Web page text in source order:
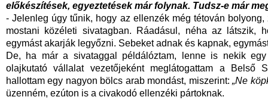
előkészítések, egyeztetések már folynak. Tudsz-e már
- Jelenleg úgy tűnik, hogy az ellenzék még tétován
mostani közéleti sivatagban. Ráadásul, néha az látszik,
egymást akarják legyőzni. Sebeket adnak és kapnak,
De, ha már a sivataggal példálóztam, lenne is nekik
olajkutató vállalat vezetőjeként meglátogattam a Belső
hallottam egy nagyon bölcs arab mondást, miszerint:„Ne
üzenném, ezúton is a civakodó ellenzéki pártoknak.